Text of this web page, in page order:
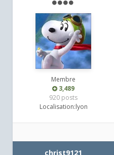
Membre
3,489
920 posts
Localisation:lyon
christ9121